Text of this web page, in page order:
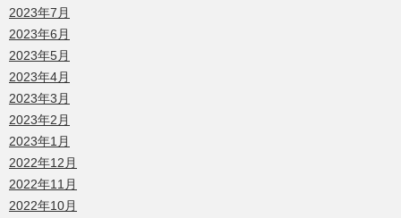
2023年7月
2023年6月
2023年5月
2023年4月
2023年3月
2023年2月
2023年1月
2022年12月
2022年11月
2022年10月